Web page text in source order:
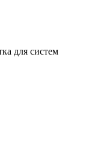
для систем